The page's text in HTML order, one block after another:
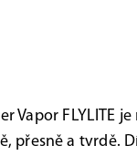
Vapor FLYLITE
přesně a tvrdě.